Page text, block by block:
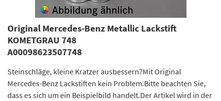
Original Mercedes-Benz Metallic Lackstift
KOMETGRAU 748
A00098623507748
Steinschläge, kleine Kratzer ausbessern?Mit Original
Mercedes-Benz Lackstiften kein Problem.Bitte beachten Sie,
dass es sich um ein Beispielbild handelt.Der Artikel wird in der